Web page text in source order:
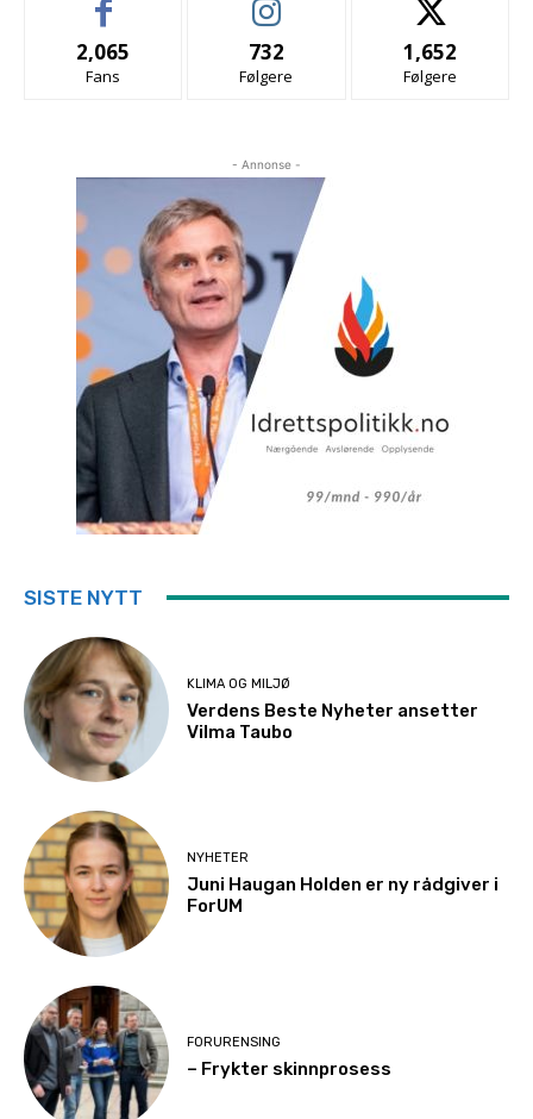
2,065
Fans
732
Følgere
1,652
Følgere
- Annonse -
SISTE NYTT
KLIMA OG MILJØ
Verdens Beste Nyheter ansetter
Vilma Taubo
NYHETER
Juni Haugan Holden er ny rådgiver i
ForUM
FORURENSING
– Frykter skinnprosess